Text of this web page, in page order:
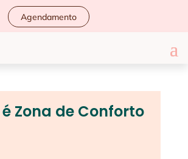
Agendamento
Zona de Conforto